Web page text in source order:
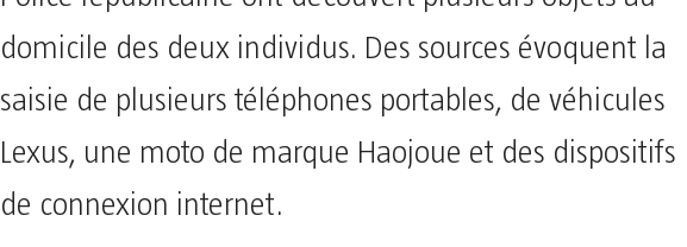
domicile des deux individus. Des sources évoquent la
saisie de plusieurs téléphones portables, de véhicules
Lexus, une moto de marque Haojoue et des dispositifs
de connexion internet.